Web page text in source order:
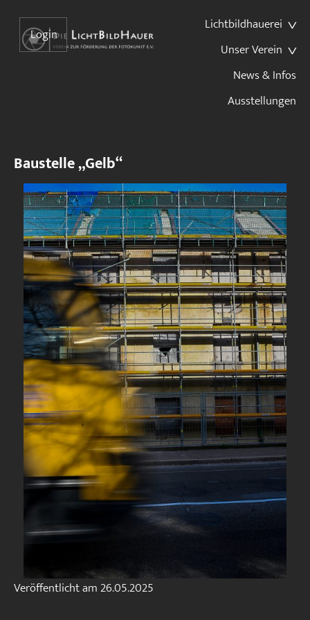
Lichtbildhauerei
Unser Verein
News & Infos
Ausstellungen
Login
Baustelle „Gelb“
Veröffentlicht am26.05.2025